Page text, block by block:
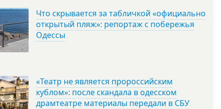
Что скрывается за табличкой «официально
открытый пляж»: репортаж с побережья
Одессы
«Театр не является пророссийским
кублом»: после скандала в одесском
драмтеатре материалы передали в СБУ